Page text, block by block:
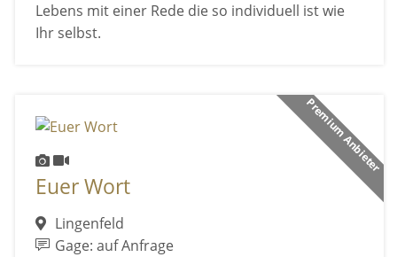
Lebens mit einer Rede die so individuell ist wie
Ihr selbst.
Premium Anbieter
Euer Wort
Lingenfeld
Gage: auf Anfrage